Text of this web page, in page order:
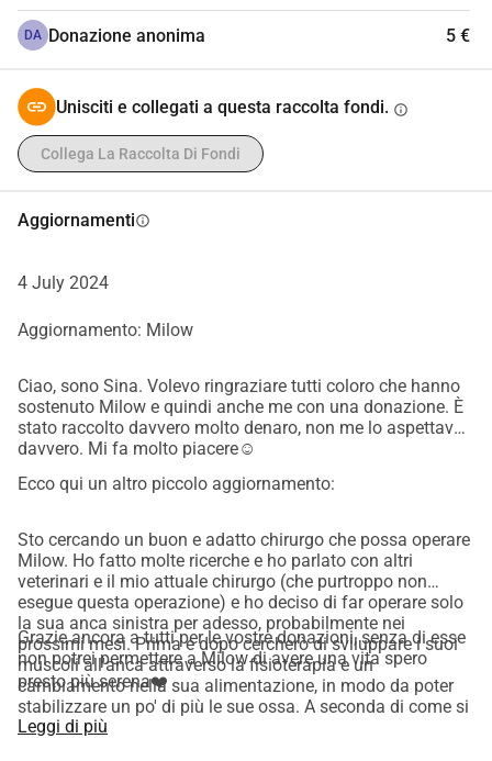
DA Donazione anonima 5 €
Unisciti e collegati a questa raccolta fondi. info
Collega La Raccolta Di Fondi
Aggiornamentiinfo
4 July 2024
Aggiornamento: Milow
Ciao, sono Sina. Volevo ringraziare tutti coloro che hanno
sostenuto Milow e quindi anche me con una donazione. È
stato raccolto davvero molto denaro, non me lo aspettavo
davvero. Mi fa molto piacere☺️
Ecco qui un altro piccolo aggiornamento:
Sto cercando un buon e adatto chirurgo che possa operare
Milow. Ho fatto molte ricerche e ho parlato con altri
veterinari e il mio attuale chirurgo (che purtroppo non
esegue questa operazione) e ho deciso di far operare solo
la sua anca sinistra per adesso, probabilmente nei
prossimi mesi. Prima e dopo cercherò di sviluppare i suoi
muscoli all'anca attraverso la fisioterapia e un
cambiamento nella sua alimentazione, in modo da poter
stabilizzare un po' di più le sue ossa. A seconda di come si
sentirà il suo lato destro dell'anca, probabilmente opererò
Grazie ancora a tutti per le vostre donazioni, senza di esse
non potrei permettere a Milow di avere una vita spero
presto più serena❤️
Leggi di più